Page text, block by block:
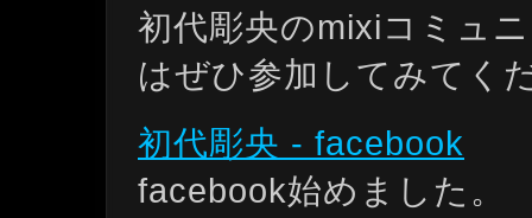
初代彫央のmixiコミュ
はぜひ参加してみてく
初代彫央 - facebook
facebook始めました。